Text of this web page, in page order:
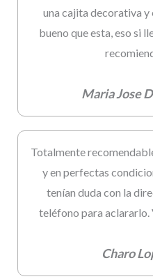
una cajita decorativa
bueno que esta, eso si
Maria Jose
Totalmente
y en perfectas
tenían duda con la
teléfono para aclararlo.
Charo